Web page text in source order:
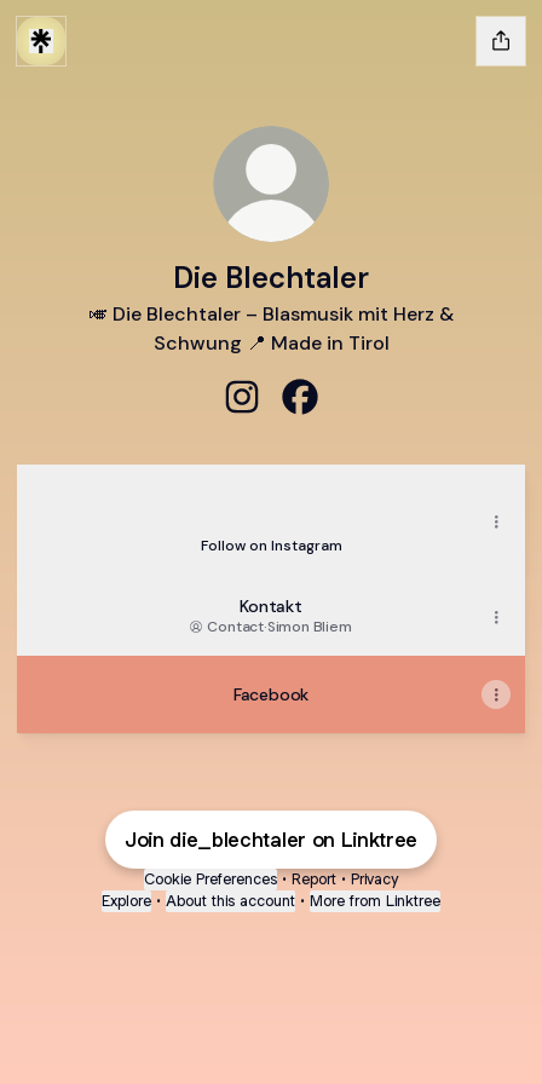
Die Blechtaler
🎺 Die Blechtaler – Blasmusik mit Herz &
Schwung 📍 Made in Tirol
Instagram
Follow on Instagram
Kontakt
Contact·Simon Bliem
Facebook
Join die_blechtaler on Linktree
Cookie Preferences • Report • Privacy
Explore • About this account • More from Linktree